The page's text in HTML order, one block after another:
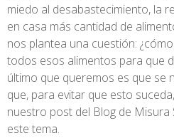
miedo al desabastecimiento, la
en casa más cantidad de
nos plantea una cuestión:
todos esos alimentos para que
último que queremos es que se
que, para evitar que esto
nuestro post del Blog de Misura
este tema.